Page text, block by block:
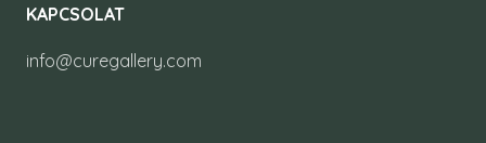
KAPCSOLAT
info@curegallery.com